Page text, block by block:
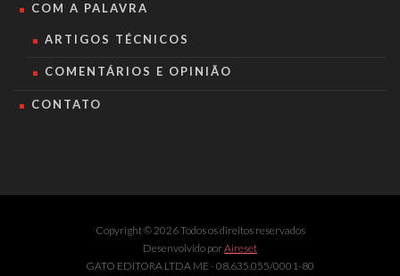
COM A PALAVRA
ARTIGOS TÉCNICOS
COMENTÁRIOS E OPINIÃO
CONTATO
Copyright © 2026 Todos os direitos reservados
Desenvolvido porAireset
GATO EDITORA LTDA ME - 08.635.055/0001-80